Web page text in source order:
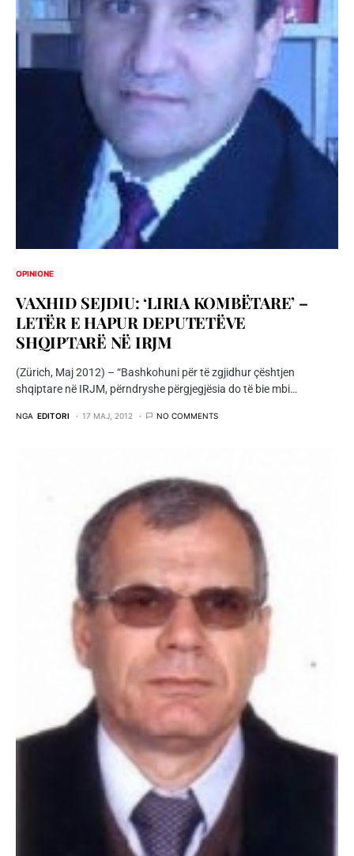
OPINIONE
VAXHID SEJDIU: ‘LIRIA KOMBËTARE’ –
LETËR E HAPUR DEPUTETËVE
SHQIPTARË NË IRJM
(Zürich, Maj 2012) – “Bashkohuni për të zgjidhur çështjen
shqiptare në IRJM, përndryshe përgjegjësia do të bie mbi…
NGA EDITORI 17 MAJ, 2012 NO COMMENTS